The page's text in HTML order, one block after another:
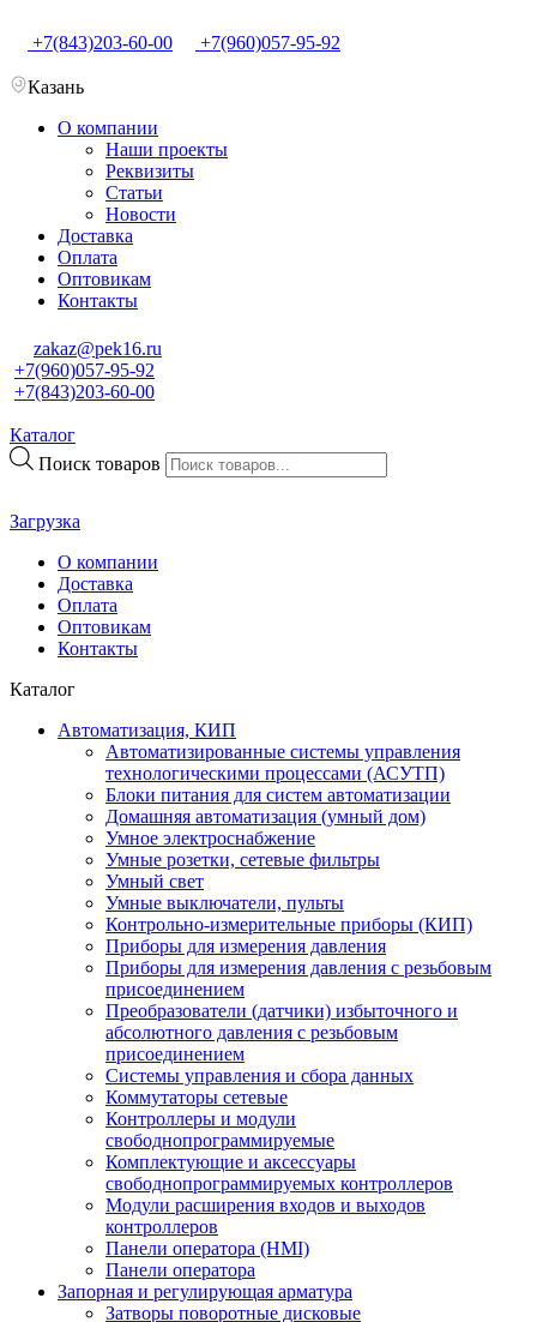
+7(843)203-60-00 +7(960)057-95-92
Казань
О компании
Наши проекты
Реквизиты
Статьи
Новости
Доставка
Оплата
Оптовикам
Контакты
zakaz@pek16.ru
+7(960)057-95-92
+7(843)203-60-00
Каталог
Поиск товаров
Загрузка
О компании
Доставка
Оплата
Оптовикам
Контакты
Каталог
Автоматизация, КИП
Автоматизированные системы управления
технологическими процессами (АСУТП)
Блоки питания для систем автоматизации
Домашняя автоматизация (умный дом)
Умное электроснабжение
Умные розетки, сетевые фильтры
Умный свет
Умные выключатели, пульты
Контрольно-измерительные приборы (КИП)
Приборы для измерения давления
Приборы для измерения давления с резьбовым
присоединением
Преобразователи (датчики) избыточного и
абсолютного давления с резьбовым
присоединением
Системы управления и сбора данных
Коммутаторы сетевые
Контроллеры и модули
свободнопрограммируемые
Комплектующие и аксессуары
свободнопрограммируемых контроллеров
Модули расширения входов и выходов
контроллеров
Панели оператора (HMI)
Панели оператора
Запорная и регулирующая арматура
Затворы поворотные дисковые